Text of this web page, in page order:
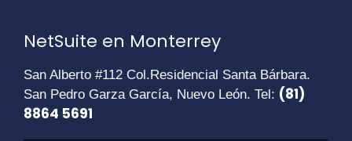
NetSuite en Monterrey
San Alberto #112 Col.Residencial Santa Bárbara.
San Pedro Garza García, Nuevo León. Tel: (81)
8864 5691